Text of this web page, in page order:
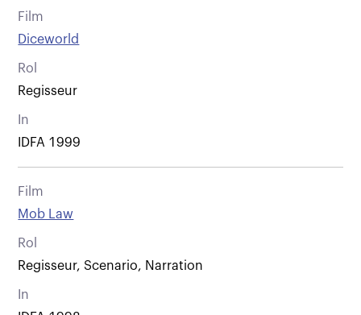
Film
Diceworld
Rol
Regisseur
In
IDFA 1999
Film
Mob Law
Rol
Regisseur, Scenario, Narration
In